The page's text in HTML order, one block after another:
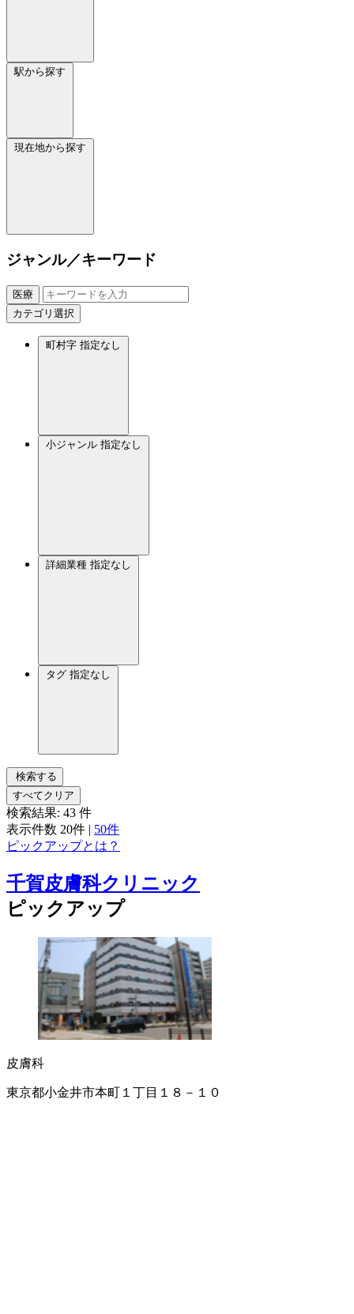
駅から探す
現在地から探す
ジャンル／キーワード
医療
カテゴリ選択
町村字 指定なし
小ジャンル 指定なし
詳細業種 指定なし
タグ 指定なし
検索する
すべてクリア
検索結果: 43 件
表示件数 20件 | 50件
ピックアップとは？
千賀皮膚科クリニック
ピックアップ
皮膚科
東京都小金井市本町１丁目１８－１０